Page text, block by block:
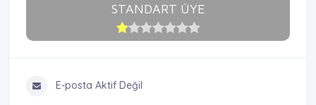
STANDART ÜYE
E-posta Aktif Değil